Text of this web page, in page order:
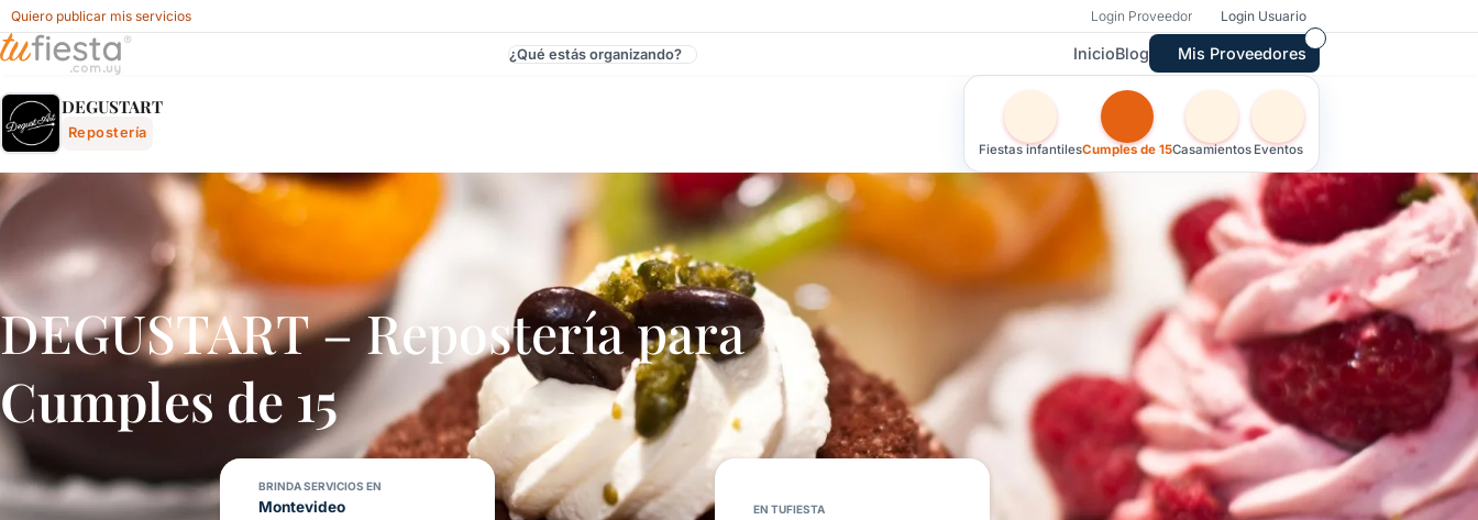
Quiero publicar mis servicios Login Proveedor Login Usuario
¿Qué estás organizando? InicioBlog Mis Proveedores
DEGUSTART
Repostería
Otras versiones de esta ficha por tipo de festejo
Fiestas infantilesCumples de 15Casamientos Eventos
DEGUSTART – Repostería para
Cumples de 15
BRINDA SERVICIOS EN
Montevideo
EN TUFIESTA